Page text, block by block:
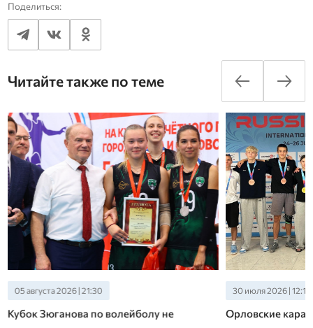
Поделиться:
Читайте также по теме
05 августа 2026 | 21:30
Кубок Зюганова по волейболу не
30 июля 2026 | 12:10
Орловские